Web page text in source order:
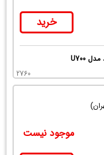
خرید
2760
موجود نیست